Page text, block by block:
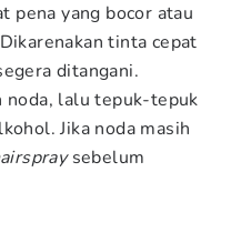
pena yang bocor atau
tinta cepat
ditangani.
noda, lalu tepuk-tepuk
Jika noda masih
sebelum